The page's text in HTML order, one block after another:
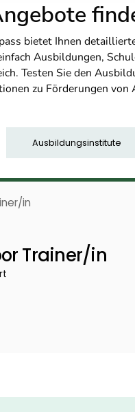
bietet Ihnen
Ausbildungen,
Testen Sie den
zu Förderungen
Ausbildungsinstitute
in
Trainer/in